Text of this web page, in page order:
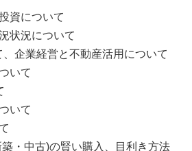
資について
状況について
、企業経営と不動産活用について
いて
いて
築・中古)の賢い購入、目利き方法